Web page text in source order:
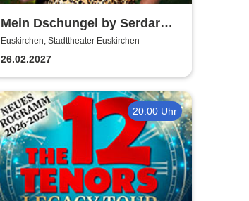
Mein Dschungel by Serdar
Karibik
Euskirchen, Stadttheater Euskirchen
26.02.2027
20:00 Uhr